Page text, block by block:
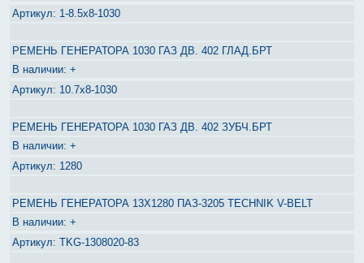
1-8.5х8-1030
РЕМЕНЬ ГЕНЕРАТОРА 1030 ГАЗ ДВ. 402 ГЛАД.БРТ
+
10.7х8-1030
РЕМЕНЬ ГЕНЕРАТОРА 1030 ГАЗ ДВ. 402 ЗУБЧ.БРТ
+
1280
РЕМЕНЬ ГЕНЕРАТОРА 13Х1280 ПАЗ-3205 TECHNIK V-BELT
+
TKG-1308020-83